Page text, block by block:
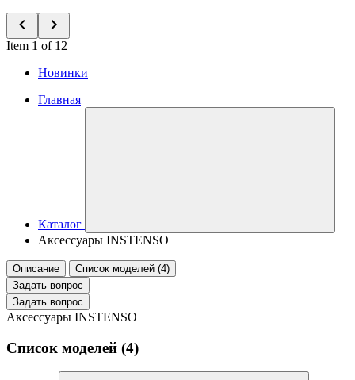
Item 1 of 12
Новинки
Главная
Каталог
Аксессуары INSTENSO
Описание
Список моделей (4)
Задать вопрос
Задать вопрос
Аксессуары INSTENSO
Список моделей (4)